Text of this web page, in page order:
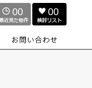
00 00